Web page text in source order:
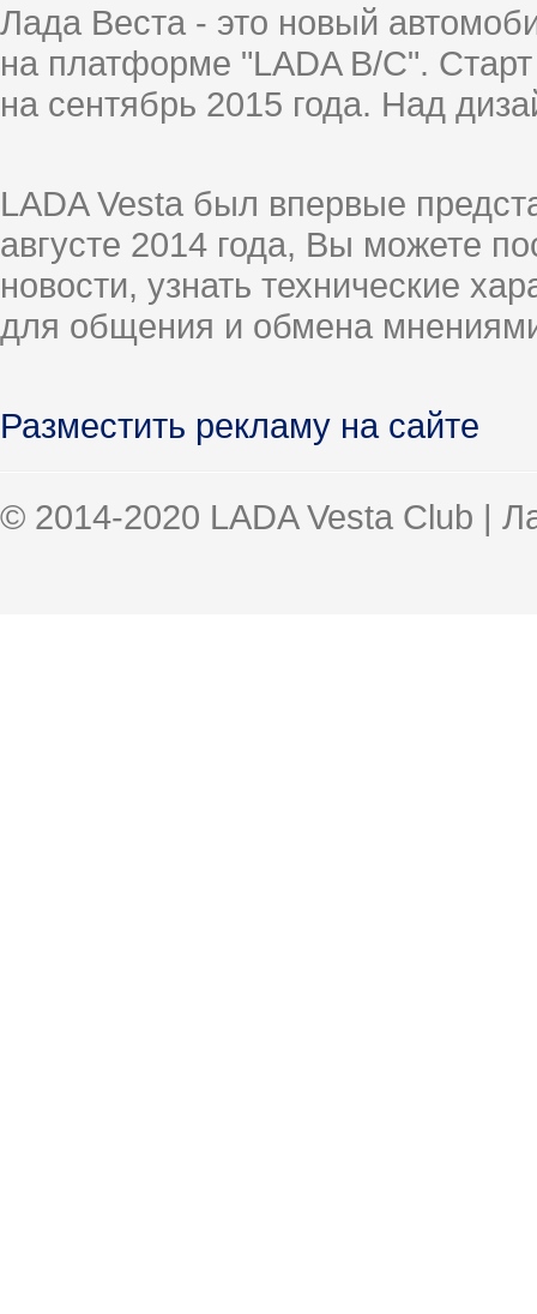
Лада Веста - это новый
на платформе "LADA B/C".
на сентябрь 2015 года. Над
LADA Vesta был впервые
августе 2014 года, Вы можете
новости, узнать технические
для общения и обмена
Разместить рекламу на сайте
© 2014-2020 LADA Vesta Club |